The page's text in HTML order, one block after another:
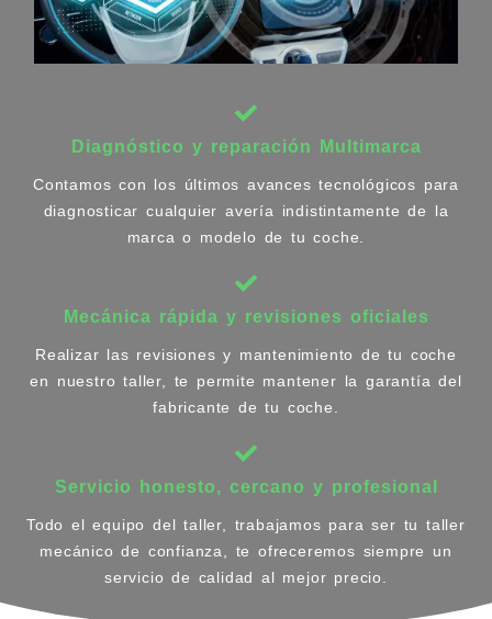
Diagnóstico y reparación Multimarca
Contamos con los últimos avances tecnológicos para
diagnosticar cualquier avería indistintamente de la
marca o modelo de tu coche.
Mecánica rápida y revisiones oficiales
Realizar las revisiones y mantenimiento de tu coche
en nuestro taller, te permite mantener la garantía del
fabricante de tu coche.
Servicio honesto, cercano y profesional
Todo el equipo del taller, trabajamos para ser tu taller
mecánico de confianza, te ofreceremos siempre un
servicio de calidad al mejor precio.